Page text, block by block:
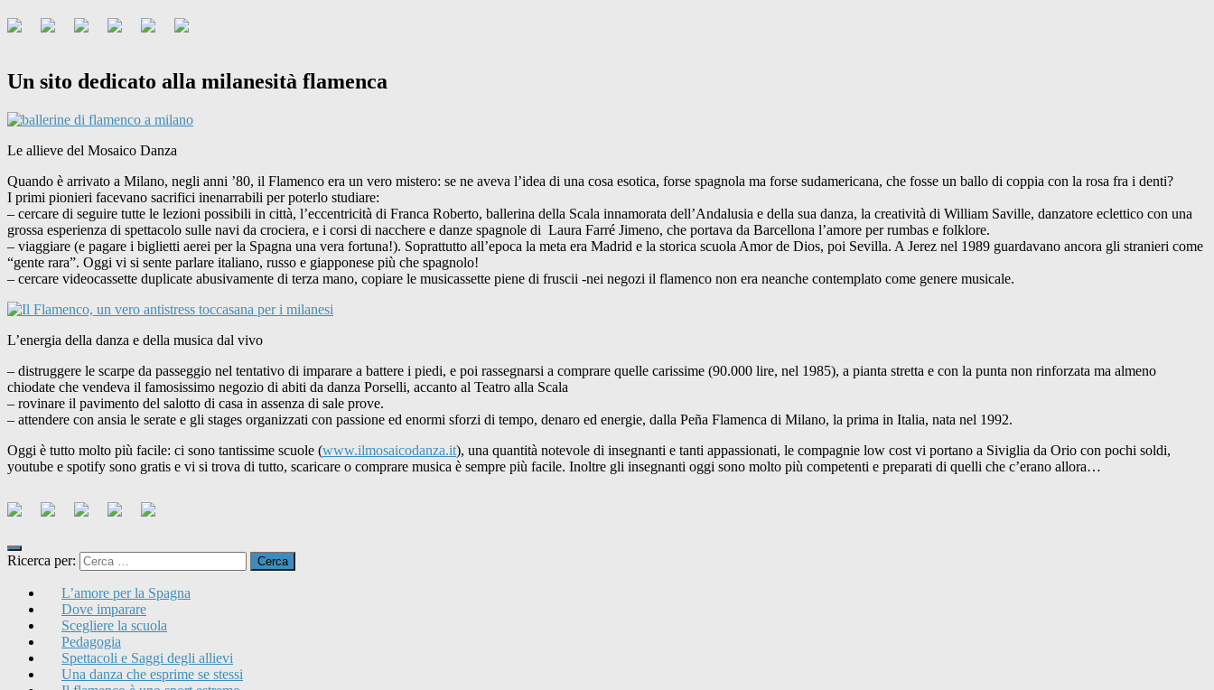
Un sito dedicato alla milanesità flamenca
Le allieve del Mosaico Danza
Quando è arrivato a Milano, negli anni ’80, il Flamenco era un vero mistero: se ne aveva l’idea di una cosa esotica, forse spagnola ma forse sudamericana, che fosse un ballo di coppia con la rosa fra i denti?
I primi pionieri facevano sacrifici inenarrabili per poterlo studiare:
– cercare di seguire tutte le lezioni possibili in città, l’eccentricità di Franca Roberto, ballerina della Scala innamorata dell’Andalusia e della sua danza, la creatività di William Saville, danzatore eclettico con una
grossa esperienza di spettacolo sulle navi da crociera, e i corsi di nacchere e danze spagnole di Laura Farré Jimeno, che portava da Barcellona l’amore per rumbas e folklore.
– viaggiare (e pagare i biglietti aerei per la Spagna una vera fortuna!). Soprattutto all’epoca la meta era Madrid e la storica scuola Amor de Dios, poi Sevilla. A Jerez nel 1989 guardavano ancora gli stranieri come
“gente rara”. Oggi vi si sente parlare italiano, russo e giapponese più che spagnolo!
– cercare videocassette duplicate abusivamente di terza mano, copiare le musicassette piene di fruscii -nei negozi il flamenco non era neanche contemplato come genere musicale.
L’energia della danza e della musica dal vivo
– distruggere le scarpe da passeggio nel tentativo di imparare a battere i piedi, e poi rassegnarsi a comprare quelle carissime (90.000 lire, nel 1985), a pianta stretta e con la punta non rinforzata ma almeno
chiodate che vendeva il famosissimo negozio di abiti da danza Porselli, accanto al Teatro alla Scala
– rovinare il pavimento del salotto di casa in assenza di sale prove.
– attendere con ansia le serate e gli stages organizzati con passione ed enormi sforzi di tempo, denaro ed energie, dalla Peña Flamenca di Milano, la prima in Italia, nata nel 1992.
Oggi è tutto molto più facile: ci sono tantissime scuole (www.ilmosaicodanza.it), una quantità notevole di insegnanti e tanti appassionati, le compagnie low cost vi portano a Siviglia da Orio con pochi soldi,
youtube e spotify sono gratis e vi si trova di tutto, scaricare o comprare musica è sempre più facile. Inoltre gli insegnanti oggi sono molto più competenti e preparati di quelli che c’erano allora…
Ricerca per:
L’amore per la Spagna
Dove imparare
Scegliere la scuola
Pedagogia
Spettacoli e Saggi degli allievi
Una danza che esprime se stessi